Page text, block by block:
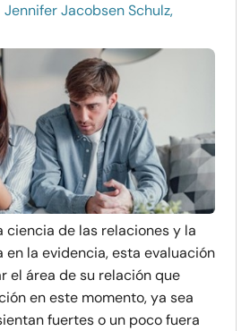
Jennifer Jacobsen Schulz,
ciencia de las relaciones y la
en la evidencia, esta evaluación
el área de su relación que
en este momento, ya sea
fuertes o un poco fuera